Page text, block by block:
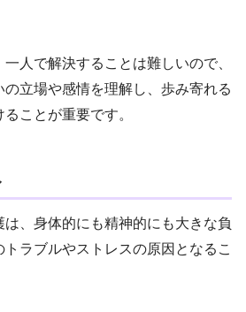
人で解決することは難しいので、
立場や感情を理解し、歩み寄れる
ことが重要です。
、身体的にも精神的にも大きな負
ラブルやストレスの原因となるこ